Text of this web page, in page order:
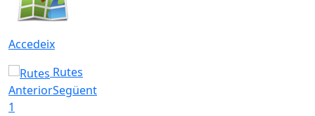
Accedeix
Rutes
AnteriorSegüent
1